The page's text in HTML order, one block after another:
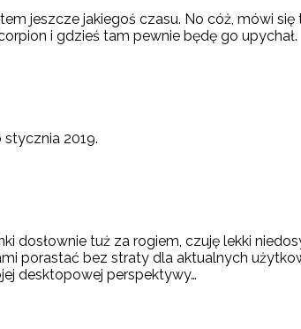
jeszcze jakiegoś czasu. No cóż, mówi się
i gdzieś tam pewnie będę go upychał.
stycznia 2019.
dosłownie tuż za rogiem, czuję lekki
porastać bez straty dla aktualnych
desktopowej perspektywy…